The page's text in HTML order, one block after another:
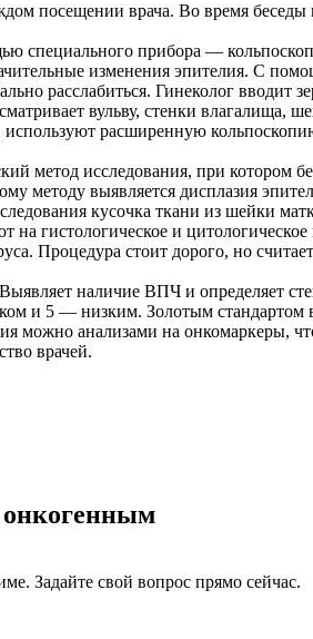
посещении врача. Во время
специального прибора —
изменения эпителия. С
расслабиться. Гинеколог
вульву, стенки
расширенную
метод исследования, при котором
методу выявляется дисплазия
кусочка ткани из шейки
на гистологическое и
Процедура стоит дорого, но
наличие ВПЧ и определяет
и 5 — низким. Золотым стандартом
можно анализами на онкомаркеры,
врачей.
Задайте свой вопрос прямо сейчас.